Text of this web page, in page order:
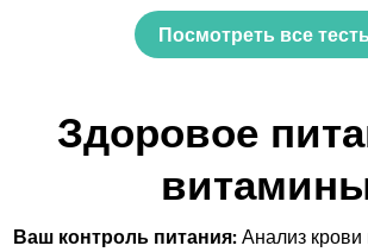
Посмотреть все
Здоровое
Ваш контроль питания:Анализ крови